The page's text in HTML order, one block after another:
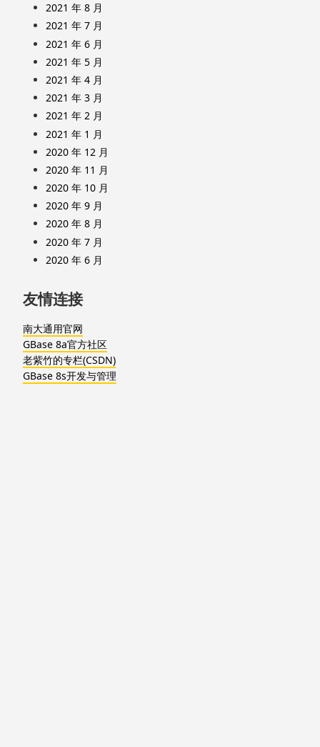
2021 年 8 月
2021 年 7 月
2021 年 6 月
2021 年 5 月
2021 年 4 月
2021 年 3 月
2021 年 2 月
2021 年 1 月
2020 年 12 月
2020 年 11 月
2020 年 10 月
2020 年 9 月
2020 年 8 月
2020 年 7 月
2020 年 6 月
友情连接
南大通用官网
GBase 8a官方社区
老紫竹的专栏(CSDN)
GBase 8s开发与管理